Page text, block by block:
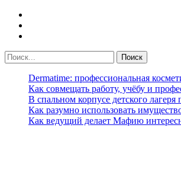
Dermatime: профессиональная
Как совмещать работу, учёбу и
В спальном корпусе детского
Как разумно использовать
Как ведущий делает Мафию